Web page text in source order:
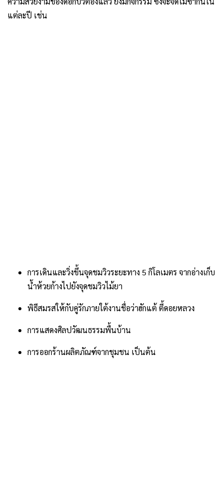
แต่ละปี เช่น
การเดินและวิ่งขึ้นจุดชมวิวระยะทาง 5 กิโลเมตร จากอ่างเก็บ
น้ำห้วยก้างไปยังจุดชมวิวไม้ยา
พิธีสมรสให้กับคู่รักภายใต้งานชื่อว่าฮักแต้ ตี้ดอยหลวง
การแสดงศิลปวัฒนธรรมพื้นบ้าน
การออกร้านผลิตภัณฑ์จากชุมชน เป็นต้น